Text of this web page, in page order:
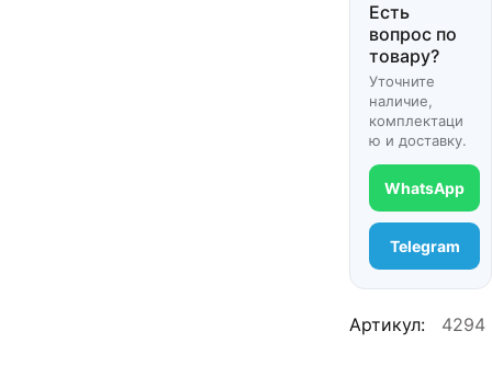
Есть
вопрос по
товару?
Уточните
наличие,
комплектаци
ю и доставку.
WhatsApp
Telegram
Артикул: 4294